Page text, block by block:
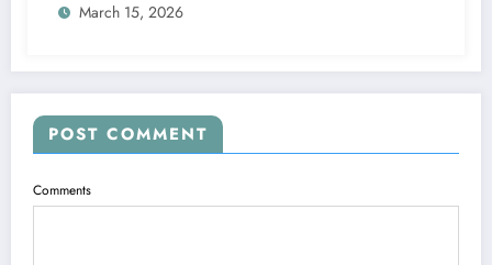
March 15, 2026
POST COMMENT
Comments